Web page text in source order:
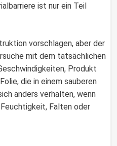
ist nur ein Teil
vorschlagen, aber der
mit dem tatsächlichen
Produkt
die in einem sauberen
anders verhalten, wenn
Falten oder